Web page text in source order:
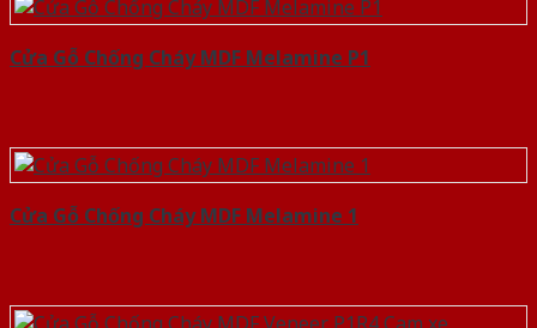
Cửa Gỗ Chống Cháy MDF Melamine P1
Cửa Gỗ Chống Cháy MDF Melamine 1